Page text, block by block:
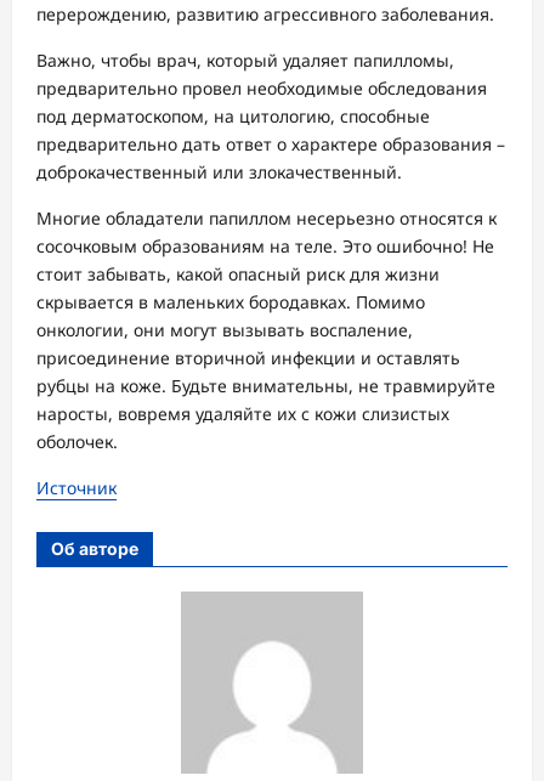
перерождению, развитию агрессивного заболевания.
Важно, чтобы врач, который удаляет папилломы,
предварительно провел необходимые обследования
под дерматоскопом, на цитологию, способные
предварительно дать ответ о характере образования –
доброкачественный или злокачественный.
Многие обладатели папиллом несерьезно относятся к
сосочковым образованиям на теле. Это ошибочно! Не
стоит забывать, какой опасный риск для жизни
скрывается в маленьких бородавках. Помимо
онкологии, они могут вызывать воспаление,
присоединение вторичной инфекции и оставлять
рубцы на коже. Будьте внимательны, не травмируйте
наросты, вовремя удаляйте их с кожи слизистых
оболочек.
Источник
Об авторе